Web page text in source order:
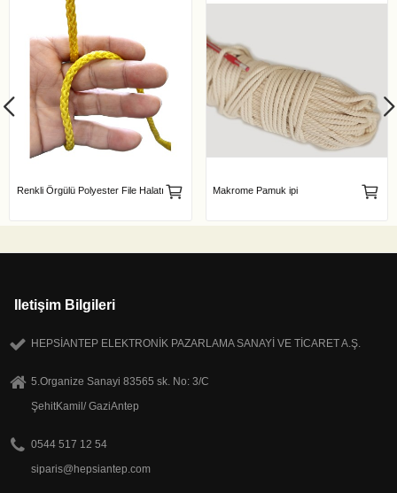
Renkli Örgülü Polyester File Halatı Makrome Pamuk ipi
Iletişim Bilgileri
HEPSİANTEP ELEKTRONİK PAZARLAMA SANAYİ VE TİCARET A.Ş.
5.Organize Sanayi 83565 sk. No: 3/C
ŞehitKamil/ GaziAntep
0544 517 12 54
siparis@hepsiantep.com